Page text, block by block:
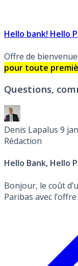
Hello bank! Hello
Offre de
pour toute
bancaire gratuite !
Questions,
Denis Lapalus 9
Rédaction
Hello Bank, Hello
Bonjour, le coût
Paribas avec